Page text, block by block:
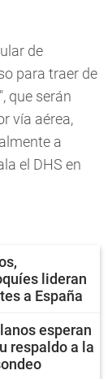
de
para traer de
que serán
vía aérea,
a
el DHS en
lideran
a España
esperan
respaldo a la